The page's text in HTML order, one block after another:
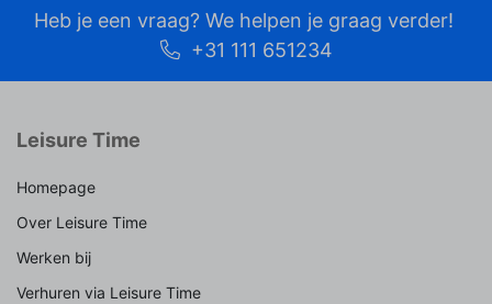
Heb je een vraag? We helpen je graag verder!
+31 111 651234
Leisure Time
Homepage
Over Leisure Time
Werken bij
Verhuren via Leisure Time